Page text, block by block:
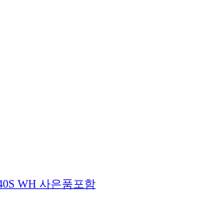
WH 사은품포함